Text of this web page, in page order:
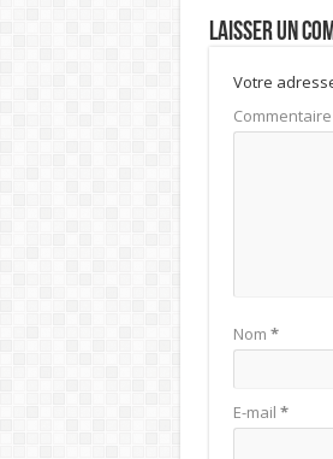
Laisser un
Votre
Commentaire
Nom *
E-mail *